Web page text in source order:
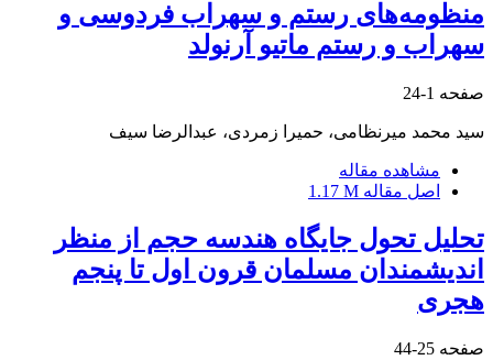
منظومه‌های رستم و سهراب فردوسی و
سهراب و رستم ماتیو آرنولد
صفحه 1-24
سید محمد میرنظامی، حمیرا زمردی، عبدالرضا سیف
مشاهده مقاله
اصل مقاله 1.17 M
تحلیل تحول جایگاه هندسه حجم از منظر
اندیشمندان مسلمان قرون اول تا پنجم
هجری
صفحه 25-44